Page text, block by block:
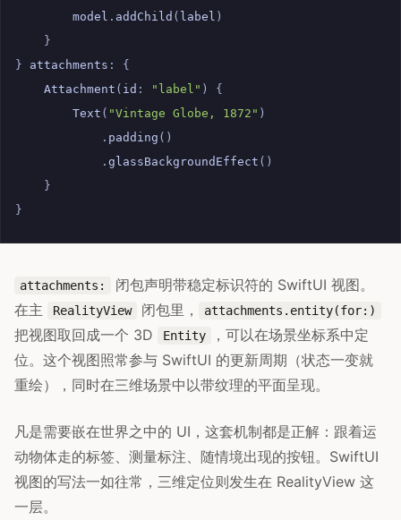
model . addChild ( label )
}
}
attachments :
{
Attachment ( id : "label" )
{
Text ( "Vintage Globe, 1872" )
. padding ()
. glassBackgroundEffect ()
}
}
attachments:
闭包声明带稳定标识符的 SwiftUI 视图。
在主
RealityView 闭包里， attachments.entity(for:)
把视图取回成一个 3D Entity
，可以在场景坐标系中定
位。这个视图照常参与 SwiftUI 的更新周期（状态一变就
重绘），同时在三维场景中以带纹理的平面呈现。
凡是需要嵌在世界之中的 UI，这套机制都是正解：跟着运
动物体走的标签、测量标注、随情境出现的按钮。SwiftUI
视图的写法一如往常，三维定位则发生在 RealityView 这
一层。